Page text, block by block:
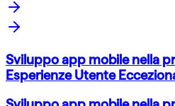
Sviluppo app mobile nella
Esperienze Utente